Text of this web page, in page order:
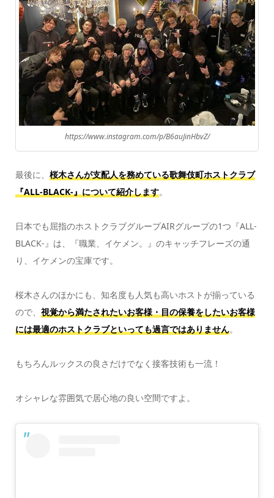
https://www.instagram.com/p/B6auJinHbvZ/
最後に、 桜木さんが支配人を務めている歌舞伎町ホストクラブ
『ALL-BLACK-』について紹介します。
日本でも屈指のホストクラブグループAIRグループの1つ『ALL-
BLACK-』は、『職業、イケメン。』のキャッチフレーズの通
り、イケメンの宝庫です。
桜木さんのほかにも、知名度も人気も高いホストが揃っている
ので、 視覚から満たされたいお客様・目の保養をしたいお客様
には最適のホストクラブといっても過言ではありません。
もちろんルックスの良さだけでなく接客技術も一流！
オシャレな雰囲気で居心地の良い空間ですよ。